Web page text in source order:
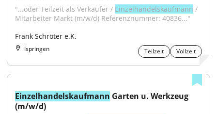
"...oder Teilzeit als Verkäufer / Einzelhandelskaufmann /
Mitarbeiter Markt (m/w/d) Referenznummer: 40836..."
Frank Schröter e.K.
Ispringen Teilzeit Vollzeit
Einzelhandelskaufmann Garten u. Werkzeug
(m/w/d)